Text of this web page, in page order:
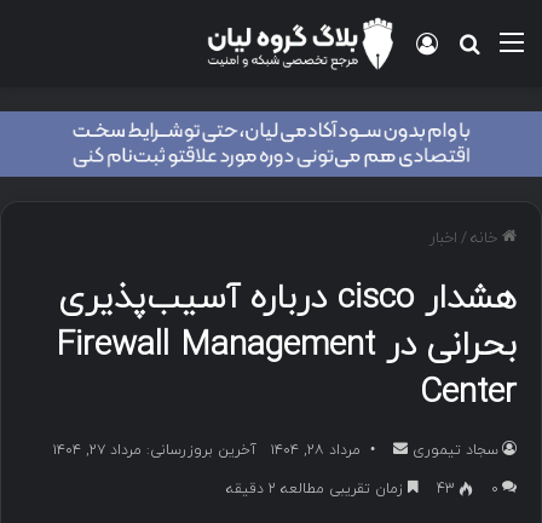
منو جستجو برای
ورود
خانه/ اخبار
هشدار cisco درباره آسیب‌پذیری
بحرانی در Firewall Management
Center
سجاد تیموری
ر
مرداد ۲۸, ۱۴۰۴
آخرین بروزرسانی: مرداد ۲۷, ۱۴۰۴
۰
43 زمان تقریبی مطالعه 2 دقیقه